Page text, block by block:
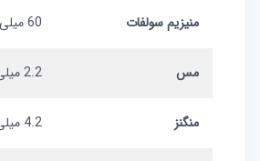
منیزیم سولفات 60 میلی‌گرم
مس 2.2 میلی‌گرم
منگنز 4.2 میلی‌گرم